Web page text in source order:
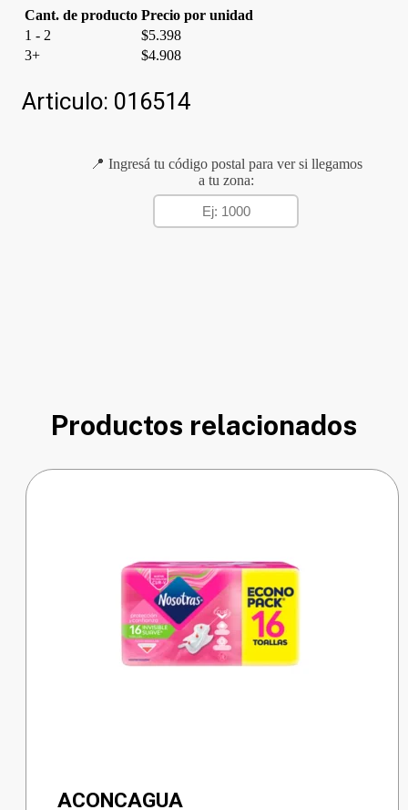
Cant. de producto Precio por unidad
1 - 2
$5.398
3+
$4.908
Articulo: 016514
📍 Ingresá tu código postal para ver si llegamos
a tu zona:
Productos relacionados
ACONCAGUA